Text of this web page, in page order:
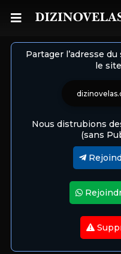
Partager l’adresse
le
Nous distrubions
(sans